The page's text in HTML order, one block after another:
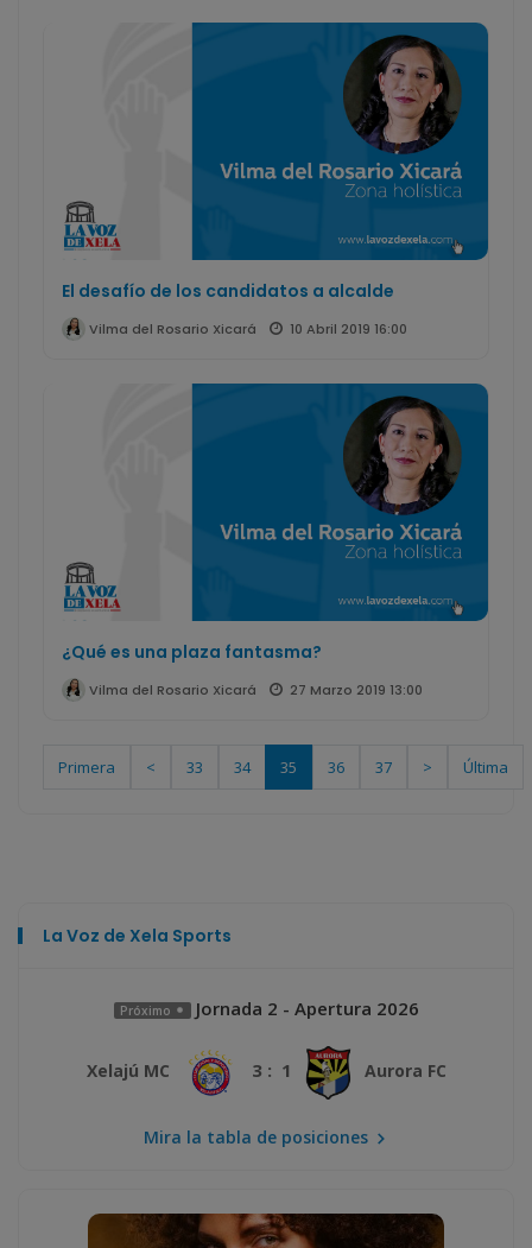
El desafío de los candidatos a alcalde
Vilma del Rosario Xicará 10 Abril 2019 16:00
¿Qué es una plaza fantasma?
Vilma del Rosario Xicará 27 Marzo 2019 13:00
Primera < 33 34 35 36 37 > Última
La Voz de Xela Sports
Próximo Jornada 2 - Apertura 2026
Xelajú MC 3 : 1 Aurora FC
Mira la tabla de posiciones